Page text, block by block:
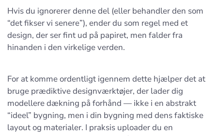
Hvis du ignorerer denne del (eller behandler den som
“det fikser vi senere”), ender du som regel med et
design, der ser fint ud på papiret, men falder fra
hinanden i den virkelige verden.
For at komme ordentligt igennem dette hjælper det at
bruge prædiktive designværktøjer, der lader dig
modellere dækning på forhånd — ikke i en abstrakt
“ideel” bygning, men i din bygning med dens faktiske
layout og materialer. I praksis uploader du en